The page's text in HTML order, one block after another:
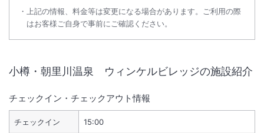
上記の情報、料金等は変更になる場合があります。ご利用の際
はお客様ご自身で事前にご確認ください。
小樽・朝里川温泉 ウィンケルビレッジの施設紹介
チェックイン・チェックアウト情報
チェックイン 15:00